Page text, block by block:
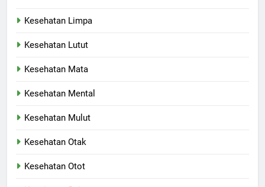
Kesehatan Limpa
Kesehatan Lutut
Kesehatan Mata
Kesehatan Mental
Kesehatan Mulut
Kesehatan Otak
Kesehatan Otot